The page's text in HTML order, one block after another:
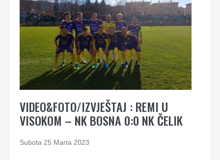
VIDEO&FOTO/IZVJEŠTAJ : REMI U
VISOKOM – NK BOSNA 0:0 NK ČELIK
Subota 25 Marta 2023